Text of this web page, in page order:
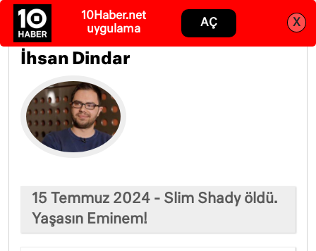
10Haber.net
uygulama
AÇ X
Abone ol Giriş
İhsan Dindar
15 Temmuz 2024 - Slim Shady öldü.
Yaşasın Eminem!